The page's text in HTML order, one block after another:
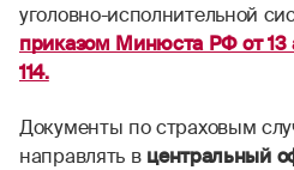
уголовно-исполнительной
приказом Минюста РФ от
114.
Документы по страховым
направлять в центральный